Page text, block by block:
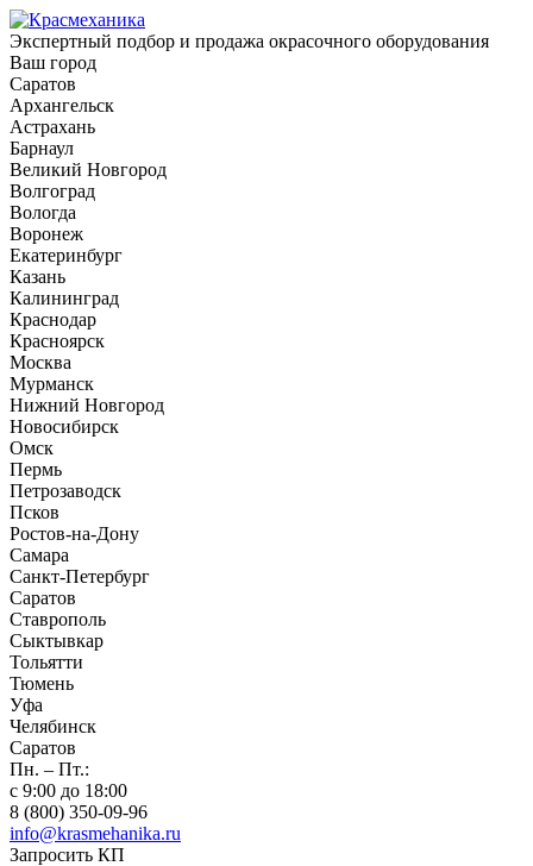
Экспертный подбор и продажа окрасочного оборудования
Ваш город
Саратов
Архангельск
Астрахань
Барнаул
Великий Новгород
Волгоград
Вологда
Воронеж
Екатеринбург
Казань
Калининград
Краснодар
Красноярск
Москва
Мурманск
Нижний Новгород
Новосибирск
Омск
Пермь
Петрозаводск
Псков
Ростов-на-Дону
Самара
Санкт-Петербург
Саратов
Ставрополь
Сыктывкар
Тольятти
Тюмень
Уфа
Челябинск
Саратов
Пн. – Пт.:
с 9:00 до 18:00
8 (800) 350-09-96
info@krasmehanika.ru
Запросить КП